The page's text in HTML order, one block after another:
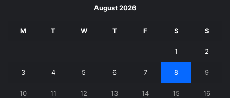
August 2026
M T W T F S S
1 2
3 4 5 6 7 8 9
10 11 12 13 14 15 16